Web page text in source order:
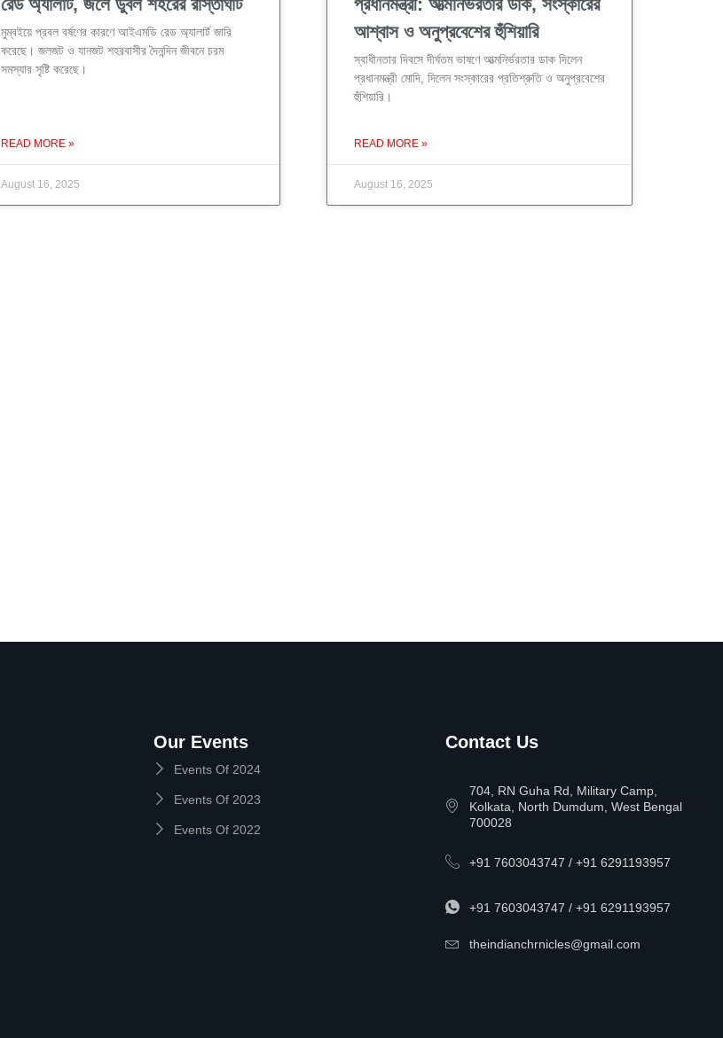
রেড অ্যালার্ট, জলে ডুবল শহরের রাস্তাঘাট
মুম্বইয়ে প্রবল বর্ষণের কারণে আইএমডি রেড অ্যালার্ট জারি
করেছে। জলজট ও যানজট শহরবাসীর দৈনন্দিন জীবনে চরম
সমস্যার সৃষ্টি করেছে।
READ MORE »
August 16, 2025
প্রধানমন্ত্রী: আত্মনির্ভরতার ডাক, সংস্কারের
আশ্বাস ও অনুপ্রবেশের হুঁশিয়ারি
স্বাধীনতার দিবসে দীর্ঘতম ভাষণে আত্মনির্ভরতার ডাক দিলেন
প্রধানমন্ত্রী মোদি, দিলেন সংস্কারের প্রতিশ্রুতি ও অনুপ্রবেশের
হুঁশিয়ারি।
READ MORE »
August 16, 2025
Our Events
Events Of 2024
Events Of 2023
Events Of 2022
Contact Us
704, RN Guha Rd, Military Camp,
Kolkata, North Dumdum, West Bengal
700028
+91 7603043747 / +91 6291193957
+91 7603043747 / +91 6291193957
theindianchrnicles@gmail.com